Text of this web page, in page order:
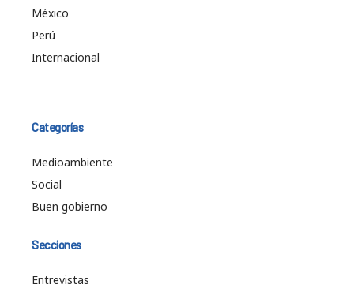
México
Perú
Internacional
Categorías
Medioambiente
Social
Buen gobierno
Secciones
Entrevistas